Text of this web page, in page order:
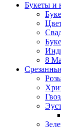
Букеты и
8